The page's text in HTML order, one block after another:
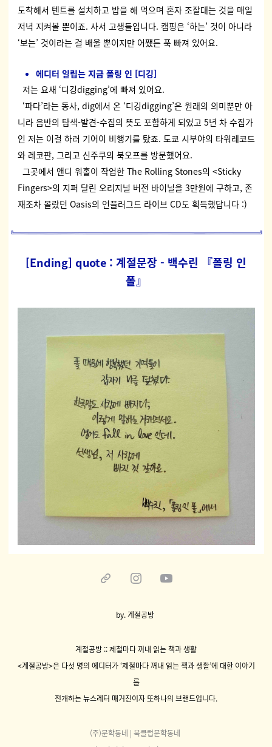
도착해서 텐트를 설치하고 밥을 해 먹으며 혼자 조잘대는 것을 매일
저녁 지켜볼 뿐이죠. 사서 고생들입니다. 캠핑은 ‘하는’ 것이 아니라
‘보는’ 것이라는 걸 배울 뿐이지만 어쨌든 푹 빠져 있어요.
에디터 일립는 지금 폴링 인 [디깅]
저는 요새 ‘디깅digging’에 빠져 있어요.
‘파다’라는 동사, dig에서 온 ‘디깅digging’은 원래의 의미뿐만 아
니라 음반의 탐색-발견-수집의 뜻도 포함하게 되었고 5년 차 수집가
인 저는 이걸 하러 기어이 비행기를 탔죠. 도쿄 시부야의 타워레코드
와 레코판, 그리고 신주쿠의 북오프를 방문했어요.
그곳에서 앤디 워홀이 작업한 The Rolling Stones의 <Sticky
Fingers>의 지퍼 달린 오리지널 버전 바이닐을 3만원에 구하고, 존
재조차 몰랐던 Oasis의 언플러그드 라이브 CD도 획득했답니다 :)
[Ending] quote : 계절문장 - 백수린 『폴링 인
폴』
by. 계절공방
계절공방 :: 제철마다 꺼내 읽는 책과 생활
<계절공방>은 다섯 명의 에디터가 ‘제철마다 꺼내 읽는 책과 생활’에 대한 이야기
를
전개하는 뉴스레터 매거진이자 또하나의 브랜드입니다.
(주)문학동네 | 북클럽문학동네